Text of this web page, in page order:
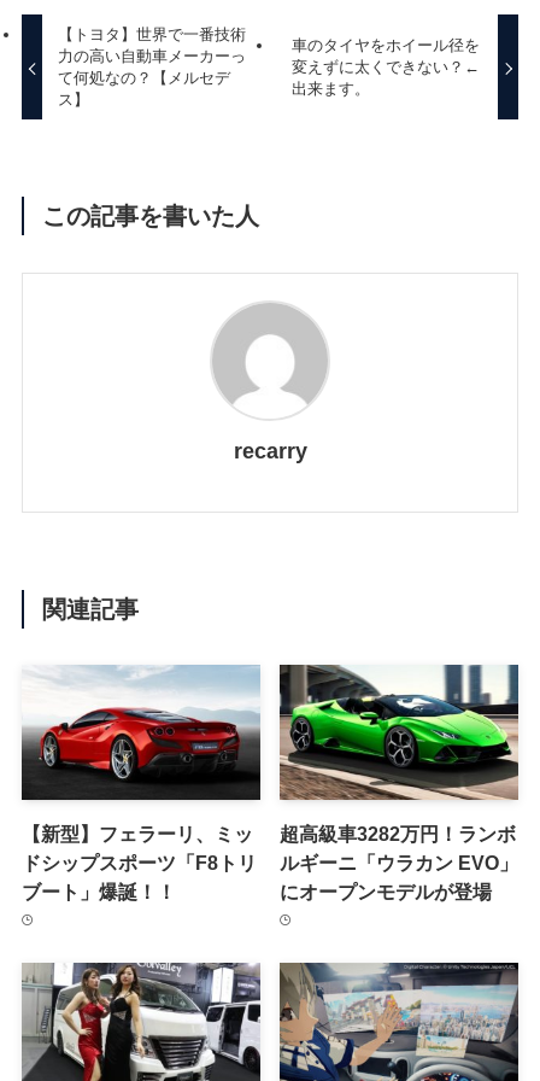
【トヨタ】世界で一番技術
力の高い自動車メーカーっ
て何処なの？【メルセデ
ス】
車のタイヤをホイール径を
変えずに太くできない？←
出来ます。
この記事を書いた人
recarry
関連記事
【新型】フェラーリ、ミッ
ドシップスポーツ「F8トリ
ブート」爆誕！！
超高級車3282万円！ランボ
ルギーニ「ウラカン EVO」
にオープンモデルが登場